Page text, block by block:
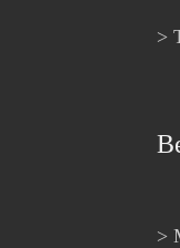
>
>